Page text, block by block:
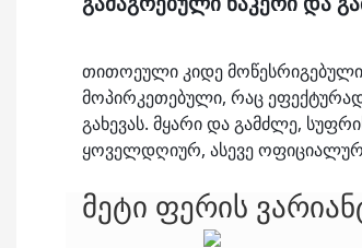
თითოეული კიდე
მოპირკეთებული, რაც
გახევას. მყარი და გამძლე,
ყოველდღიურ, ასევე
მეტი ფერის